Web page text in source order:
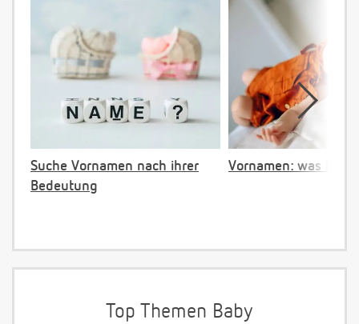
Suche Vornamen nach ihrer
Bedeutung
Vornamen: was ist
Top Themen Baby